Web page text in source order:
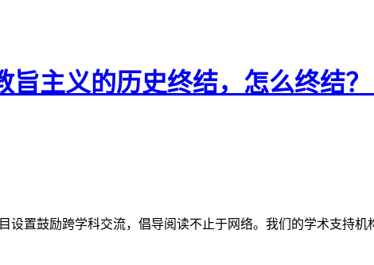
主义的历史终结，怎么终结？
设置鼓励跨学科交流，倡导阅读不止于网络。我们的学术支持